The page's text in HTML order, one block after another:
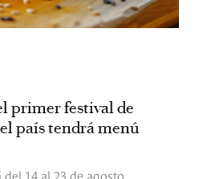
primer festival de
país tendrá menú
14 al 23 de agosto